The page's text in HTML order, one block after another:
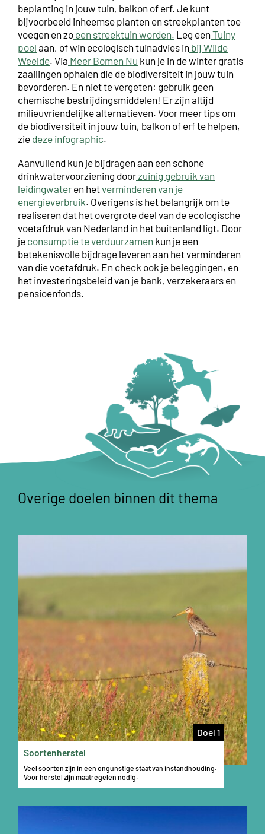
beplanting in jouw tuin, balkon of erf. Je kunt
bijvoorbeeld inheemse planten en streekplanten toe
voegen en zo een streektuin worden. Leg een Tuiny
poel aan, of win ecologisch tuinadvies in bij Wilde
Weelde. Via Meer Bomen Nu kun je in de winter gratis
zaailingen ophalen die de biodiversiteit in jouw tuin
bevorderen. En niet te vergeten: gebruik geen
chemische bestrijdingsmiddelen! Er zijn altijd
milieuvriendelijke alternatieven. Voor meer tips om
de biodiversiteit in jouw tuin, balkon of erf te helpen,
zie deze infographic.
Aanvullend kun je bijdragen aan een schone
drinkwatervoorziening doorzuinig gebruik van
leidingwater en hetverminderen van je
energieverbruik. Overigens is het belangrijk om te
realiseren dat het overgrote deel van de ecologische
voetafdruk van Nederland in het buitenland ligt. Door
je consumptie te verduurzamen kun je een
betekenisvolle bijdrage leveren aan het verminderen
van die voetafdruk. En check ook je beleggingen, en
het investeringsbeleid van je bank, verzekeraars en
pensioenfonds.
Overige doelen binnen dit thema
Doel 1
Soortenherstel
Veel soorten zijn in een ongunstige staat van instandhouding.
Voor herstel zijn maatregelen nodig.